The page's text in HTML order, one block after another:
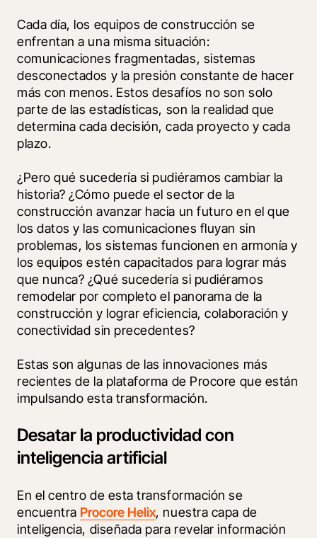
Cada día, los equipos de construcción se
enfrentan a una misma situación:
comunicaciones fragmentadas, sistemas
desconectados y la presión constante de hacer
más con menos. Estos desafíos no son solo
parte de las estadísticas, son la realidad que
determina cada decisión, cada proyecto y cada
plazo.
¿Pero qué sucedería si pudiéramos cambiar la
historia? ¿Cómo puede el sector de la
construcción avanzar hacia un futuro en el que
los datos y las comunicaciones fluyan sin
problemas, los sistemas funcionen en armonía y
los equipos estén capacitados para lograr más
que nunca? ¿Qué sucedería si pudiéramos
remodelar por completo el panorama de la
construcción y lograr eficiencia, colaboración y
conectividad sin precedentes?
Estas son algunas de las innovaciones más
recientes de la plataforma de Procore que están
impulsando esta transformación.
Desatar la productividad con
inteligencia artificial
En el centro de esta transformación se
encuentra Procore Helix, nuestra capa de
inteligencia, diseñada para revelar información